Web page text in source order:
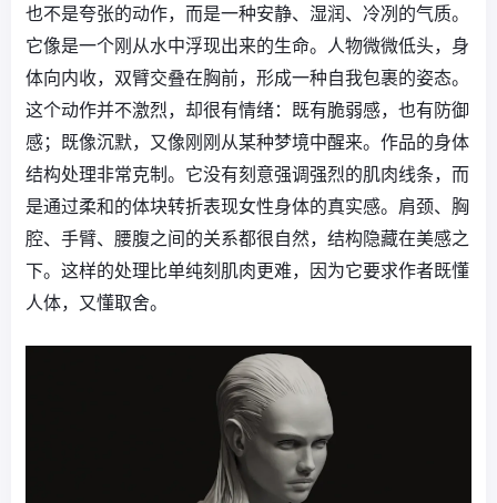
也不是夸张的动作，而是一种安静、湿润、冷冽的气质。
它像是一个刚从水中浮现出来的生命。人物微微低头，身
体向内收，双臂交叠在胸前，形成一种自我包裹的姿态。
这个动作并不激烈，却很有情绪：既有脆弱感，也有防御
感；既像沉默，又像刚刚从某种梦境中醒来。作品的身体
结构处理非常克制。它没有刻意强调强烈的肌肉线条，而
是通过柔和的体块转折表现女性身体的真实感。肩颈、胸
腔、手臂、腰腹之间的关系都很自然，结构隐藏在美感之
下。这样的处理比单纯刻肌肉更难，因为它要求作者既懂
人体，又懂取舍。